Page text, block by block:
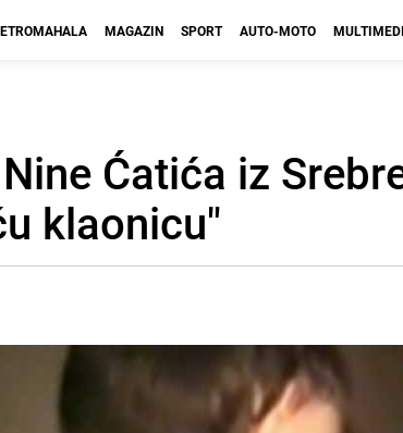
MAGAZIN SPORT AUTO-MOTO
Ćatića iz
klaonicu"